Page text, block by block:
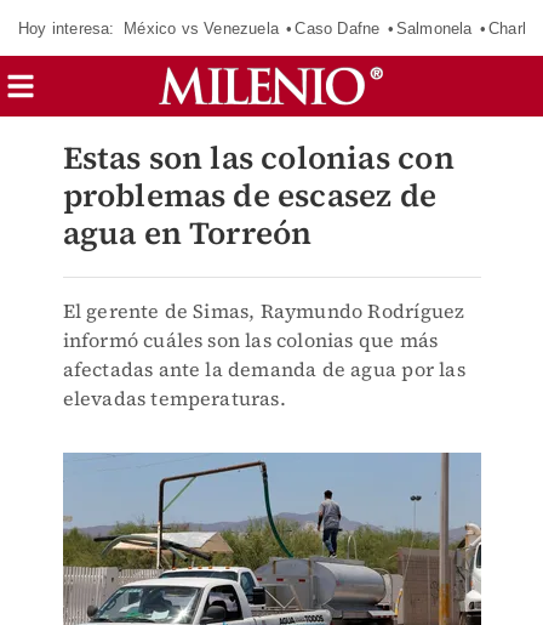
Hoy interesa: México vs Venezuela Caso Dafne Salmonela
Estas son las colonias con
problemas de escasez de
agua en Torreón
El gerente de Simas, Raymundo Rodríguez
informó cuáles son las colonias que más
afectadas ante la demanda de agua por las
elevadas temperaturas.